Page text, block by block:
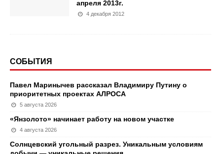
апреля 2013г.
4 декабря 2012
СОБЫТИЯ
Павел Маринычев рассказал Владимиру Путину о
приоритетных проектах АЛРОСА
5 августа 2026
«Янзолото» начинает работу на новом участке
4 августа 2026
Солнцевский угольный разрез. Уникальным условиям